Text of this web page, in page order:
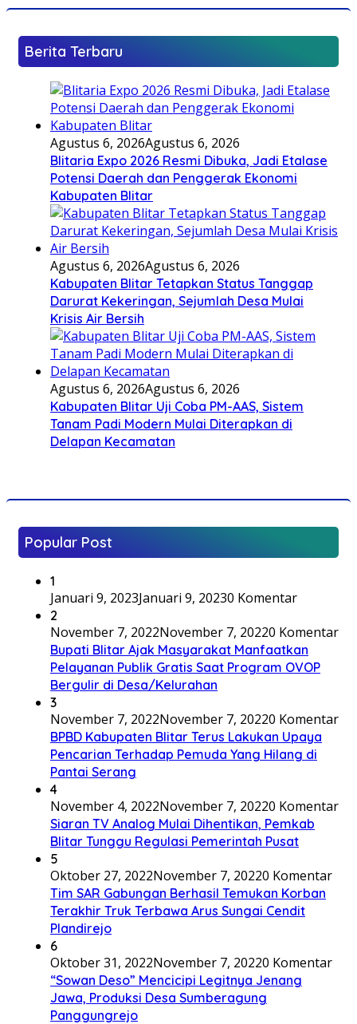
Berita Terbaru
Agustus 6, 2026Agustus 6, 2026
Blitaria Expo 2026 Resmi Dibuka, Jadi Etalase
Potensi Daerah dan Penggerak Ekonomi
Kabupaten Blitar
Agustus 6, 2026Agustus 6, 2026
Kabupaten Blitar Tetapkan Status Tanggap
Darurat Kekeringan, Sejumlah Desa Mulai
Krisis Air Bersih
Agustus 6, 2026Agustus 6, 2026
Kabupaten Blitar Uji Coba PM-AAS, Sistem
Tanam Padi Modern Mulai Diterapkan di
Delapan Kecamatan
Popular Post
1
Januari 9, 2023Januari 9, 20230 Komentar
2
November 7, 2022November 7, 20220 Komentar
Bupati Blitar Ajak Masyarakat Manfaatkan
Pelayanan Publik Gratis Saat Program OVOP
Bergulir di Desa/Kelurahan
3
November 7, 2022November 7, 20220 Komentar
BPBD Kabupaten Blitar Terus Lakukan Upaya
Pencarian Terhadap Pemuda Yang Hilang di
Pantai Serang
4
November 4, 2022November 7, 20220 Komentar
Siaran TV Analog Mulai Dihentikan, Pemkab
Blitar Tunggu Regulasi Pemerintah Pusat
5
Oktober 27, 2022November 7, 20220 Komentar
Tim SAR Gabungan Berhasil Temukan Korban
Terakhir Truk Terbawa Arus Sungai Cendit
Plandirejo
6
Oktober 31, 2022November 7, 20220 Komentar
“Sowan Deso” Mencicipi Legitnya Jenang
Jawa, Produksi Desa Sumberagung
Panggungrejo